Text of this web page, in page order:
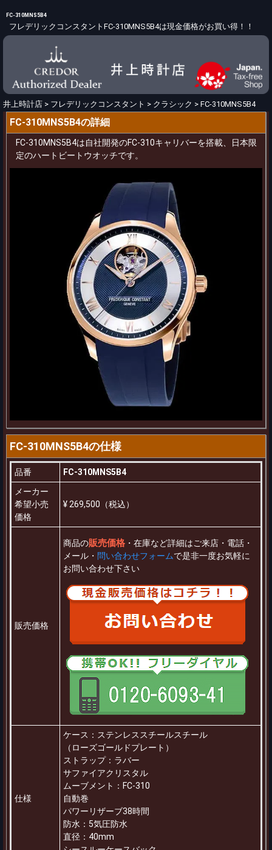
FC-310MNS5B4
フレデリックコンスタントFC-310MNS5B4は現金価格がお買い得！！
井上時計店 > フレデリックコンスタント > クラシック > FC-310MNS5B4
FC-310MNS5B4の詳細
FC-310MNS5B4は自社開発のFC-310キャリバーを搭載、日本限
定のハートビートウオッチです。
FC-310MNS5B4の仕様
品番
FC-310MNS5B4
メーカー
希望小売
価格
¥ 269,500（税込）
販売価格
商品の販売価格 ・在庫など詳細はご来店・電話・
メール・ 問い合わせフォームで是非一度お気軽に
お問い合わせ下さい
仕様
ケース：ステンレススチールスチール
（ローズゴールドプレート）
ストラップ：ラバー
サファイアクリスタル
ムーブメント：FC-310
自動巻
パワーリザーブ38時間
防水：5気圧防水
直径：40mm